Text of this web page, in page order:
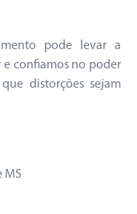
pode levar a
confiamos no poder
distorções sejam
MS